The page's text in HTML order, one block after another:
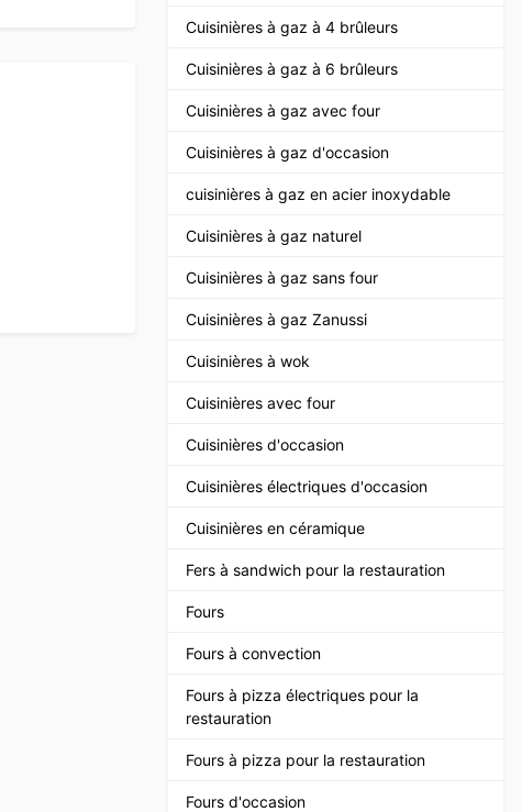
Cuisinières à gaz à 4 brûleurs
Cuisinières à gaz à 6 brûleurs
Cuisinières à gaz avec four
Cuisinières à gaz d'occasion
cuisinières à gaz en acier inoxydable
Cuisinières à gaz naturel
Cuisinières à gaz sans four
Cuisinières à gaz Zanussi
Cuisinières à wok
Cuisinières avec four
Cuisinières d'occasion
Cuisinières électriques d'occasion
Cuisinières en céramique
Fers à sandwich pour la restauration
Fours
Fours à convection
Fours à pizza électriques pour la
restauration
Fours à pizza pour la restauration
Fours d'occasion